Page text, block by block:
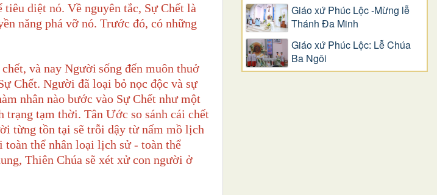
diệt nó. Về nguyên tắc, Sự Chết là
năng phá vỡ nó. Trước đó, có những
và nay Người sống đến muôn thuở
Chết. Người đã loại bỏ nọc độc và sự
nhân nào bước vào Sự Chết như một
tạm thời. Tân Ước so sánh cái chết
từng tồn tại sẽ trỗi dậy từ nấm mồ lịch
thể nhân loại lịch sử - toàn thể
Thiên Chúa sẽ xét xử con người ở
Giáo xứ Phúc Lộc -Mừng lễ
Thánh Đa Minh
Giáo xứ Phúc Lộc: Lễ Chúa
Ba Ngôi